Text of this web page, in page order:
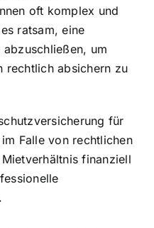
oft komplex und
ratsam, eine
um
rechtlich absichern zu
für
Falle von rechtlichen
finanziell